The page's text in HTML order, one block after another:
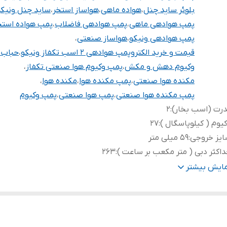
بلوئر ساید چنل،هواده ماهی،هواساز استخر ،ساید چنل
پمپ هوادهی ماهی،پمپ هوادهی فاضلاب،پمپ هواده
پمپ هوادهی ونیکو،هواساز صنعتی،
قیمت و خرید الکتروپمپ هوادهی 2 اسب تکفاز ونیکو
،حباب
وکیوم دهش و مکش،پمپ وکیوم هوا صنعتی تکفاز ،
مکنده هوا صنعتی،پمپ مکنده هوا،مکنده هوا،
پمپ مکنده هوا صنعتی،پمپ هوا صنعتی،پمپ وکیوم
(اسب بخار):۲
( کیلوپاسگال ):
27
خروجی:۵۹ میلی متر
دبی ( متر مکعب بر ساعت ):
263
فشار ( کیلو پاسگال )
بیشتر